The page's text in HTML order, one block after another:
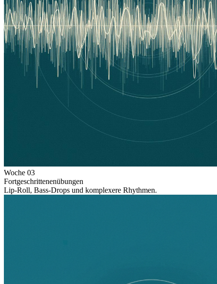
Woche 03
Fortgeschrittenenübungen
Lip-Roll, Bass-Drops und komplexere Rhythmen.